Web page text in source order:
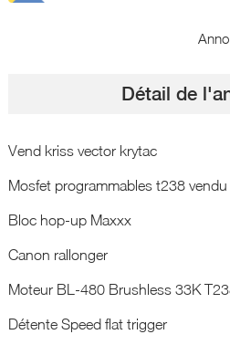
Détail de
Vend kriss vector krytac
Mosfet programmables t238
Bloc hop-up Maxxx
Canon rallonger
Moteur BL-480 Brushless 33K
Détente Speed flat trigger